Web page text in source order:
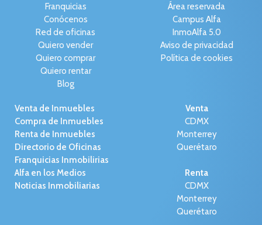
Franquicias
Conócenos
Red de oficinas
Quiero vender
Quiero comprar
Quiero rentar
Blog
Área reservada
Campus Alfa
InmoAlfa 5.0
Aviso de privacidad
Política de cookies
Venta de Inmuebles
Compra de Inmuebles
Renta de Inmuebles
Directorio de Oficinas
Franquicias Inmobilirias
Alfa en los Medios
Noticias Inmobiliarias
Venta
CDMX
Monterrey
Querétaro
Renta
CDMX
Monterrey
Querétaro